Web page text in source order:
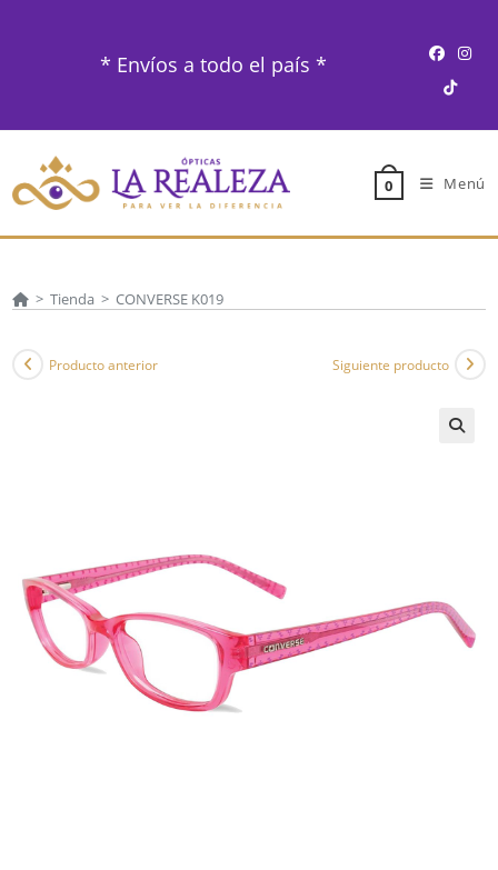
* Envíos a todo el país *
0 Menú
> Tienda > CONVERSE K019
Producto anterior Siguiente producto